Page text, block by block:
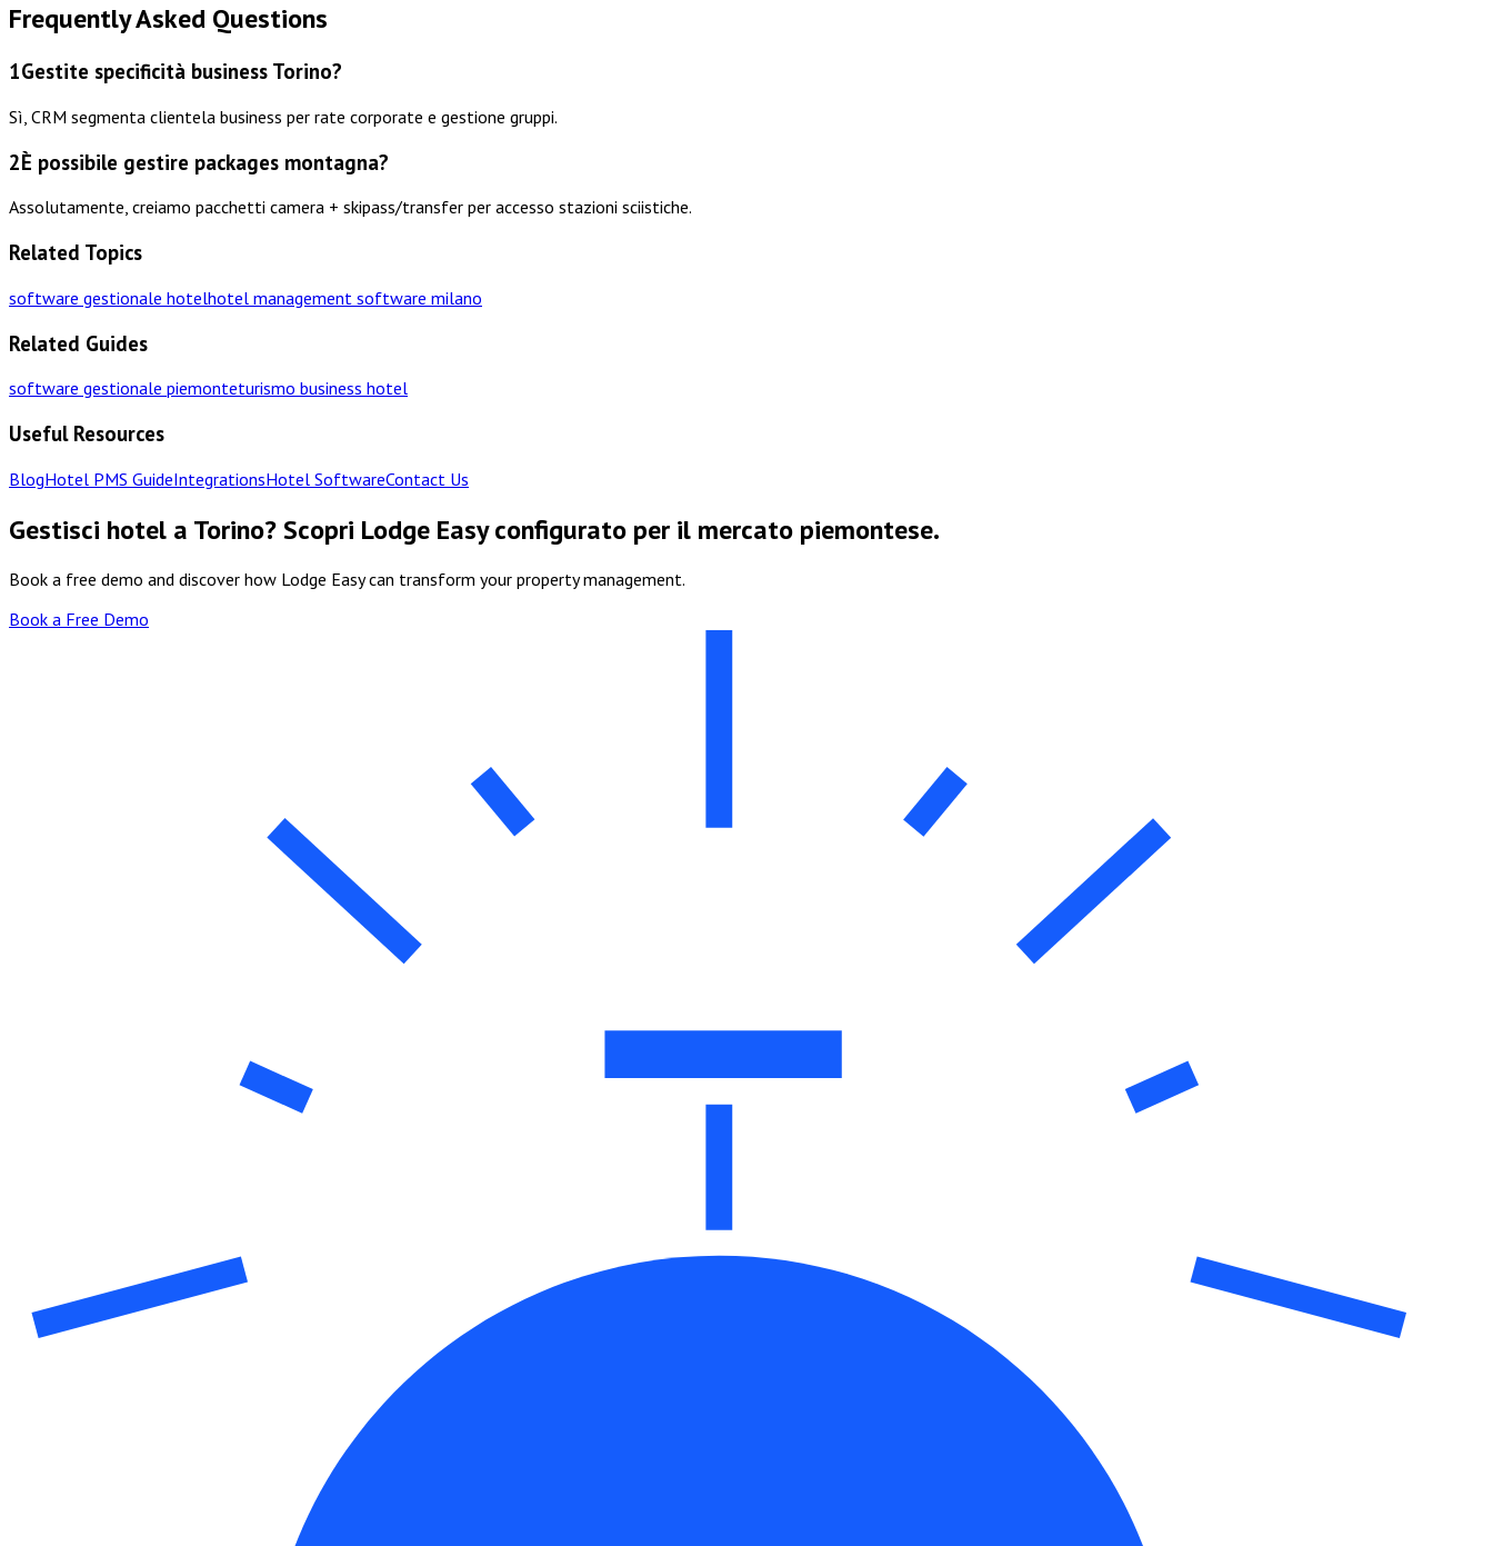
Frequently Asked Questions
1Gestite specificità business Torino?
Sì, CRM segmenta clientela business per rate corporate e gestione gruppi.
2È possibile gestire packages montagna?
Assolutamente, creiamo pacchetti camera + skipass/transfer per accesso stazioni sciistiche.
Related Topics
software gestionale hotelhotel management software milano
Related Guides
software gestionale piemonteturismo business hotel
Useful Resources
BlogHotel PMS GuideIntegrationsHotel SoftwareContact Us
Gestisci hotel a Torino? Scopri Lodge Easy configurato per il mercato piemontese.
Book a free demo and discover how Lodge Easy can transform your property management.
Book a Free Demo